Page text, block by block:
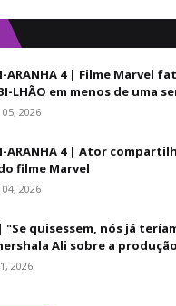
ARANHA 4 | Filme Marvel
LHÃO em menos de uma
2026
ARANHA 4 | Ator
filme Marvel
2026
| "Se quisessem, nós já
Ali sobre a produção
2026